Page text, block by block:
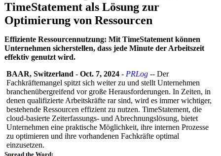
TimeStatement als Lösung zur
Optimierung von Ressourcen
Effiziente Ressourcennutzung: Mit TimeStatement können
Unternehmen sicherstellen, dass jede Minute der Arbeitszeit
effektiv genutzt wird.
Spread the Word:
BAAR, Switzerland - Oct. 7, 2024 - PRLog -- Der
Fachkräftemangel spitzt sich weiter zu und stellt Unternehmen
branchenübergreifend vor große Herausforderungen. In Zeiten, in
denen qualifizierte Arbeitskräfte rar sind, wird es immer wichtiger,
bestehende Ressourcen effizient zu nutzen. TimeStatement, die
cloud-basierte Zeiterfassungs- und Abrechnungslösung, bietet
Unternehmen eine praktische Möglichkeit, ihre internen Prozesse
zu optimieren und ihre vorhandenen Fachkräfte optimal
einzusetzen.